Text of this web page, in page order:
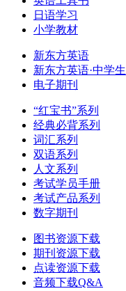
日语学习
小学教材
新东方英语
新东方英语·中学生
电子期刊
“红宝书”系列
经典必背系列
词汇系列
双语系列
人文系列
考试学员手册
考试产品系列
数字期刊
图书资源下载
期刊资源下载
点读资源下载
音频下载Q&A